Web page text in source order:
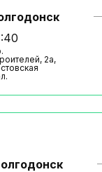
2а,